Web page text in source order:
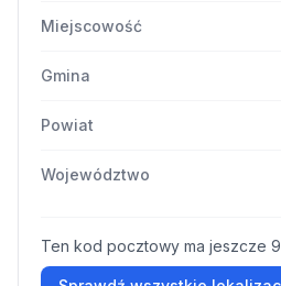
Miejscowość
Gmina
Powiat
Województwo
Ten kod pocztowy ma jeszcze